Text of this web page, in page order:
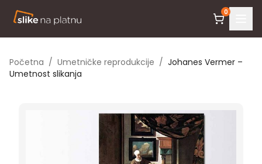
0
Početna / Umetničke reprodukcije / Johanes Vermer –
Umetnost slikanja